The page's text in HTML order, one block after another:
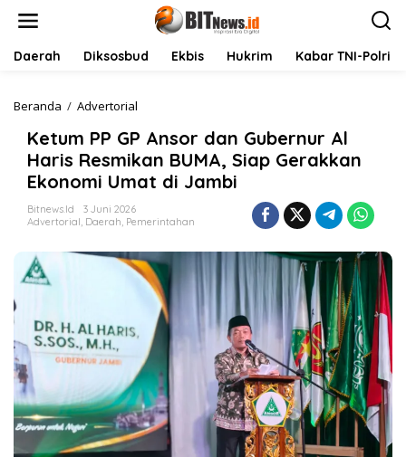
Daerah Diksosbud Ekbis Hukrim Kabar TNI-Polri
Beranda / Advertorial
t
u
m
P
G
A
n
d
n
G
u
b
e
r
Ketum PP GP Ansor dan Gubernur Al
Haris Resmikan BUMA, Siap Gerakkan
Ekonomi Umat di Jambi
Bitnews.id
3 Juni 2026
Advertorial, Daerah, Pemerintahan